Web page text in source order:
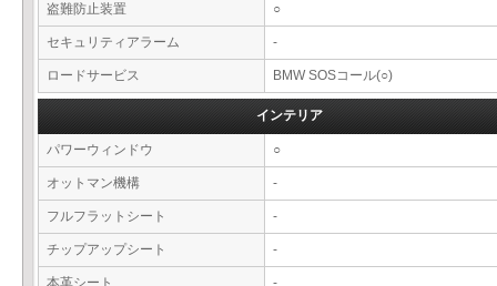
盗難防止装置 ○
セキュリティアラーム -
ロードサービス BMW SOSコール(○)
インテリア
パワーウィンドウ ○
オットマン機構 -
フルフラットシート -
チップアップシート -
本革シート -